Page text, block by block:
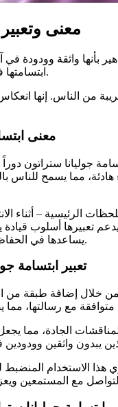
معنى
بأنها واثقة وودودة
ابتسامتها فعالة بشكل خاص في المحافل العامة.
من الناس. إنها
معنى
جوليانا ستراتون
مما يسمح للناس
الرئيسية – أثناء
تعبيرها أسلوب
يساعدها في الحفاظ على اتصال قوي مع جماهير متنوعة.
تعبير ابتسامة
من خلال إضافة طبقة
الجادة، مما
يبدون واثقين
الاستخدام المنضبط